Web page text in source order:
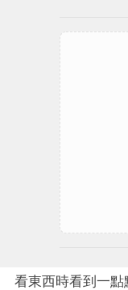
看東西時看到一